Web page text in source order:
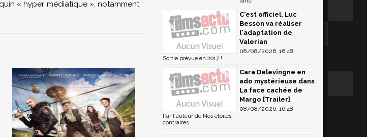
« hyper médiatique », notamment
C'est officiel, Luc
Besson va réaliser
l'adaptation de
Valerian
08/08/2026, 16:48
Sortie prévue en 2017 !
Cara Delevingne en
ado mystérieuse dans
La face cachée de
Margo [Trailer]
08/08/2026, 16:48
Par l'auteur de Nos étoiles
contraires